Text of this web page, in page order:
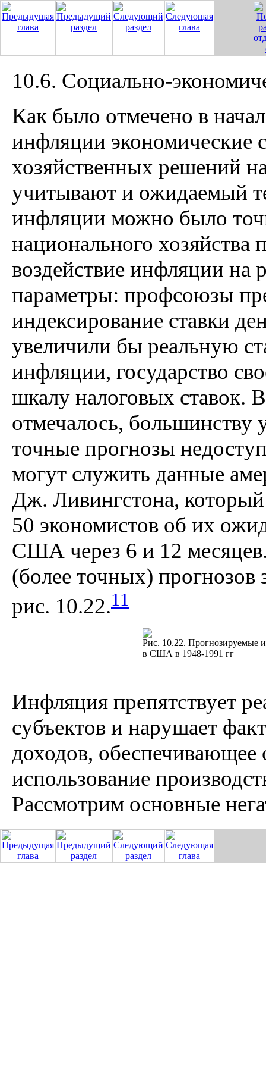
10.6. Социально-
Как было отмечено в
инфляции экономические
хозяйственных решений
учитывают и ожидаемый
инфляции можно было
национального хозяйства
воздействие инфляции на
параметры: профсоюзы
индексирование ставки
увеличили бы реальную
инфляции, государство
шкалу налоговых ставок.
отмечалось, большинству
точные прогнозы
могут служить данные
Дж. Ливингстона,
50 экономистов об их
США через 6 и 12
(более точных) прогнозов
рис. 10.22.11
Рис. 10.22. Прогнозируемые
в США в 1948-1991 гг
Инфляция препятствует
субъектов и нарушает
доходов,
использование
Рассмотрим основные